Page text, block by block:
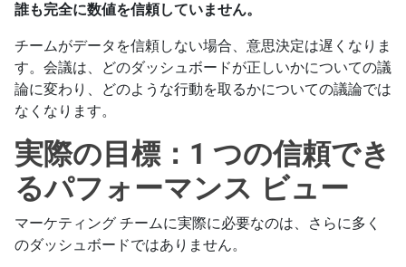
誰も完全に数値を信頼していません。
チームがデータを信頼しない場合、意思決定は遅くなりま
す。会議は、どのダッシュボードが正しいかについての議
論に変わり、どのような行動を取るかについての議論では
なくなります。
実際の目標：1 つの信頼でき
るパフォーマンス ビュー
マーケティング チームに実際に必要なのは、さらに多く
のダッシュボードではありません。